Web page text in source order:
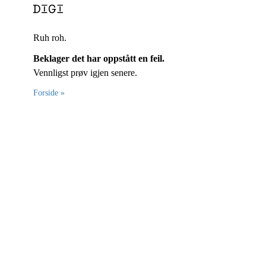
Ruh roh.
Beklager det har oppstått en feil.
Vennligst prøv igjen senere.
Forside »